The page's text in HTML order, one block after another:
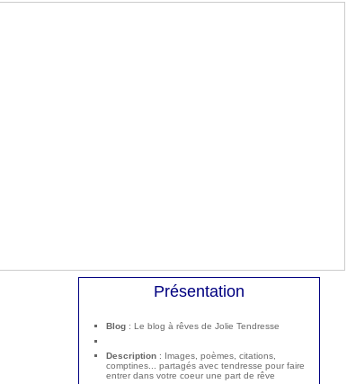
Présentation
Blog : Le blog à rêves de Jolie Tendresse
Description : Images, poèmes, citations,
comptines... partagés avec tendresse pour faire
entrer dans votre coeur une part de rêve